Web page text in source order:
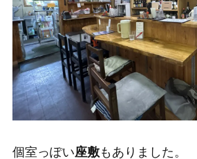
個室っぽい座敷もありました。